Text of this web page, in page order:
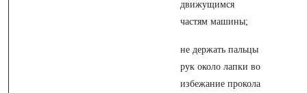
движущимся
частям машины;
не держать пальцы
рук около лапки во
избежание прокола